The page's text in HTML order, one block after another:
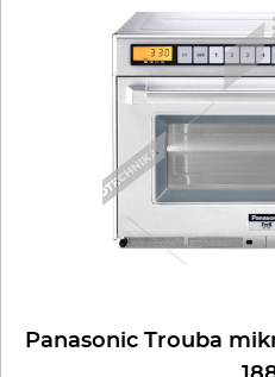
Vařiče a
Nástroje
Vodní lázně
Panasonic Trouba